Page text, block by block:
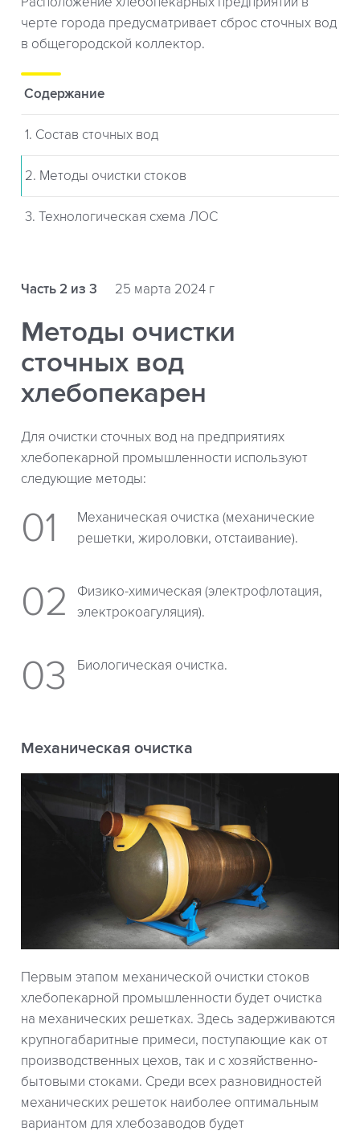
черте города предусматривает сброс сточных вод
в общегородской коллектор.
Содержание
1. Состав сточных вод
2. Методы очистки стоков
3. Технологическая схема ЛОС
Часть 2 из 3 25 марта 2024 г
Методы очистки
сточных вод
хлебопекарен
Для очистки сточных вод на предприятиях
хлебопекарной промышленности используют
следующие методы:
Механическая очистка (механические
решетки, жироловки, отстаивание).
Физико-химическая (электрофлотация,
электрокоагуляция).
Биологическая очистка.
Механическая очистка
Первым этапом механической очистки стоков
хлебопекарной промышленности будет очистка
на механических решетках. Здесь задерживаются
крупногабаритные примеси, поступающие как от
производственных цехов, так и с хозяйственно-
бытовыми стоками. Среди всех разновидностей
механических решеток наиболее оптимальным
вариантом для хлебозаводов будет